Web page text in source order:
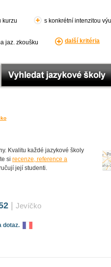
kurzu s konkrétní intenzitou
jaz. zkoušku další kritéria
Kvalitu každé jazykové školy
si recenze, reference a
její studenti.
Jevíčko
dotaz.